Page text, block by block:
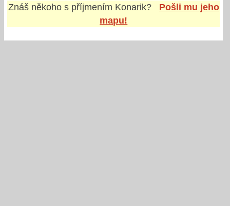
Znáš někoho s příjmením Konarik?
Pošli mu jeho
mapu!